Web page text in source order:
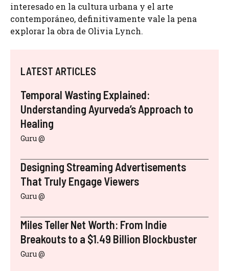
interesado en la cultura urbana y el arte
contemporáneo, definitivamente vale la pena
explorar la obra de Olivia Lynch.
LATEST ARTICLES
Temporal Wasting Explained:
Understanding Ayurveda’s Approach to
Healing
Guru @
Designing Streaming Advertisements
That Truly Engage Viewers
Guru @
Miles Teller Net Worth: From Indie
Breakouts to a $1.49 Billion Blockbuster
Guru @